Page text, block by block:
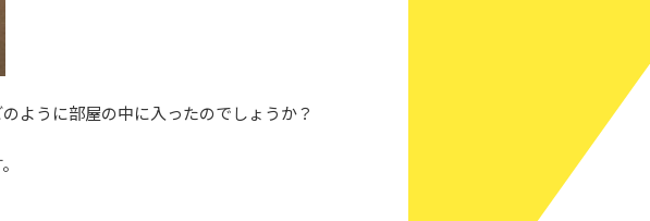
ように部屋の中に入ったのでしょうか？